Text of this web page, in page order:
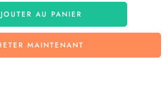
AU PANIER
MAINTENANT